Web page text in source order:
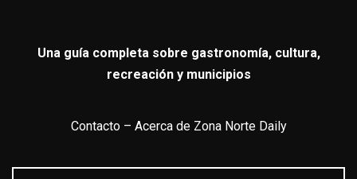
Una guía completa sobre gastronomía, cultura,
recreación y municipios
Contacto– Acerca de Zona Norte Daily